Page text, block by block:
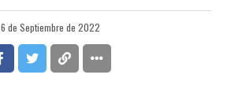
6 de Septiembre de 2022